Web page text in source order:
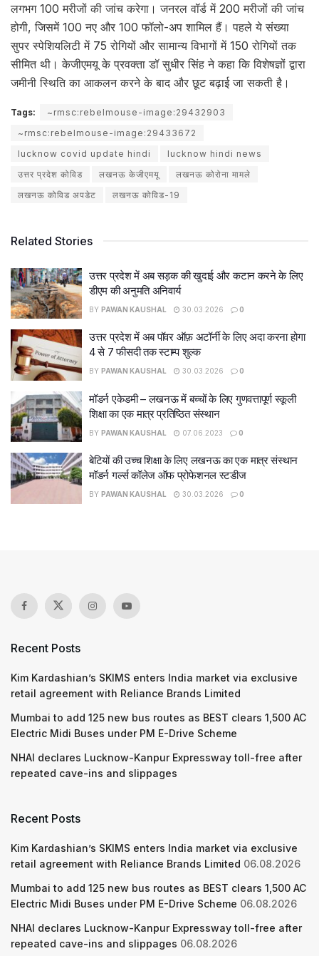
लगभग 100 मरीजों की जांच करेगा। जनरल वॉर्ड में 200 मरीजों की जांच
होगी, जिसमें 100 नए और 100 फॉलो-अप शामिल हैं। पहले ये संख्या
सुपर स्पेशियलिटी में 75 रोगियों और सामान्य विभागों में 150 रोगियों तक
सीमित थी। केजीएमयू के प्रवक्ता डॉ सुधीर सिंह ने कहा कि विशेषज्ञों द्वारा
जमीनी स्थिति का आकलन करने के बाद और छूट बढ़ाई जा सकती है।
Tags:
~rmsc:rebelmouse-image:29432903
~rmsc:rebelmouse-image:29433672
lucknow covid update hindi
lucknow hindi news
उत्तर प्रदेश कोविड
लखनऊ केजीएमयू
लखनऊ कोरोना मामले
लखनऊ कोविड अपडेट
लखनऊ कोविड-19
Related Stories
उत्तर प्रदेश में अब सड़क की खुदाई और कटान करने के लिए
डीएम की अनुमति अनिवार्य
BY PAWAN KAUSHAL 30.03.2026 0
उत्तर प्रदेश में अब पॉवर ऑफ़ अटॉर्नी के लिए अदा करना होगा
4 से 7 फीसदी तक स्टाम्प शुल्क
BY PAWAN KAUSHAL 30.03.2026 0
मॉडर्न एकेडमी – लखनऊ में बच्चों के लिए गुणवत्तापूर्ण स्कूली
शिक्षा का एक मात्र प्रतिष्ठित संस्थान
BY PAWAN KAUSHAL 07.06.2023 0
बेटियों की उच्च शिक्षा के लिए लखनऊ का एक मात्र संस्थान
मॉडर्न गर्ल्स कॉलेज ऑफ प्रोफेशनल स्टडीज
BY PAWAN KAUSHAL 30.03.2026 0
Recent Posts
Kim Kardashian’s SKIMS enters India market via exclusive
retail agreement with Reliance Brands Limited
Mumbai to add 125 new bus routes as BEST clears 1,500 AC
Electric Midi Buses under PM E-Drive Scheme
NHAI declares Lucknow-Kanpur Expressway toll-free after
repeated cave-ins and slippages
Recent Posts
Kim Kardashian’s SKIMS enters India market via exclusive
retail agreement with Reliance Brands Limited 06.08.2026
Mumbai to add 125 new bus routes as BEST clears 1,500 AC
Electric Midi Buses under PM E-Drive Scheme 06.08.2026
NHAI declares Lucknow-Kanpur Expressway toll-free after
repeated cave-ins and slippages 06.08.2026